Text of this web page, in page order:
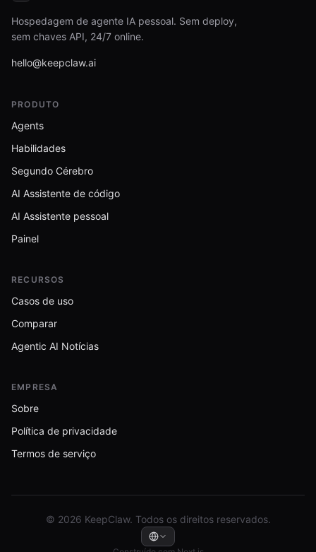
Hospedagem de agente IA pessoal. Sem deploy,
sem chaves API, 24/7 online.
hello@keepclaw.ai
PRODUTO
Agents
Habilidades
Segundo Cérebro
AI Assistente de código
AI Assistente pessoal
Painel
RECURSOS
Casos de uso
Comparar
Agentic AI Notícias
EMPRESA
Sobre
Política de privacidade
Termos de serviço
© 2026 KeepClaw. Todos os direitos reservados.